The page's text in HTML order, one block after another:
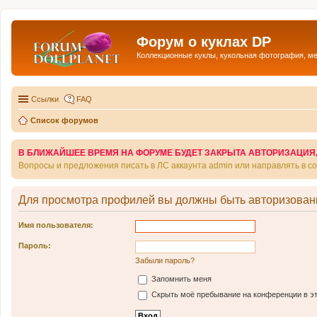
Форум о куклах DP
Коллекционные куклы, кукольная фотография,
Ссылки FAQ
Список форумов
В БЛИЖАЙШЕЕ ВРЕМЯ НА ФОРУМЕ БУДЕТ ЗАКРЫТА
Вопросы и предложения писать в ЛС аккаунта admin или направлять в
Для просмотра профилей вы должны быть
Имя пользователя:
Пароль:
Забыли пароль?
Запомнить меня
Скрыть моё пребывание на конференции в